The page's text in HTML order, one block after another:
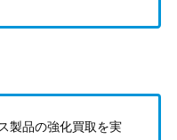
製品の強化買取を実